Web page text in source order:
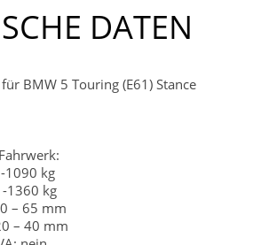
DATEN
BMW 5 Touring (E61) Stance
1090 kg
-1360 kg
– 65 mm
– 40 mm